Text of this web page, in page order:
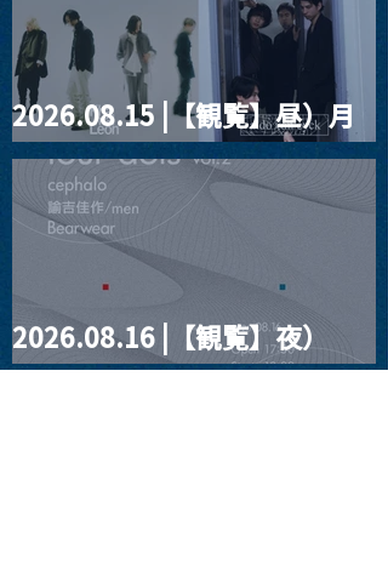
2026.08.15 |【観覧】昼）月
見ルpre.『POLYHEDRON』
2026.08.16 |【観覧】夜）
four dots vol.2